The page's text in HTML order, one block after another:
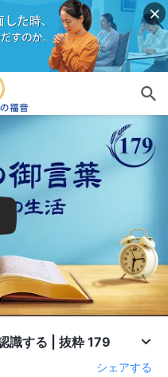
識する | 抜粋 179
シェアする